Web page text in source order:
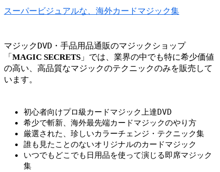
スーパービジュアルな、海外カードマジック集
マジックDVD・手品用品通販のマジックショップ
「MAGIC SECRETS 」では、業界の中でも特に希少価値
の高い、高品質なマジックのテクニックのみを販売して
います。
初心者向けプロ級カードマジック上達DVD
希少で斬新、海外最先端カードマジックのやり方
厳選された、珍しいカラーチェンジ・テクニック集
誰も見たことのないオリジナルのカードマジック
いつでもどこでも日用品を使って演じる即席マジック
集